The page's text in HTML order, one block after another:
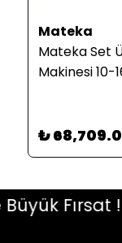
Mateka
Mateka Set
Makinesi 10-
₺
Fırsat !